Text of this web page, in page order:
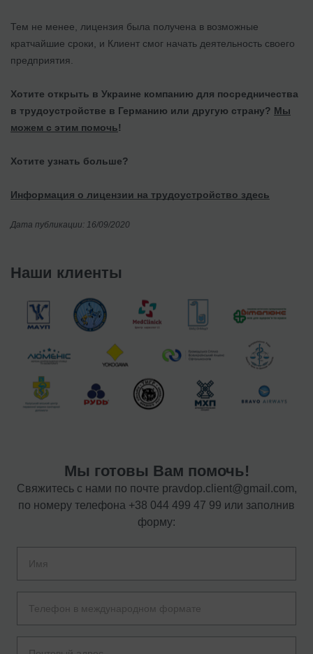
Тем не менее, лицензия была получена в возможные
кратчайшие сроки, и Клиент смог начать деятельность своего
предприятия.
Хотите открыть в Украине компанию для посредничества
в трудоустройстве в Германию или другую страну? Мы
можем с этим помочь!
Хотите узнать больше?
Информация о лицензии на трудоустройство здесь
Дата публикации: 16/09/2020
Наши клиенты
Мы готовы Вам помочь!
Свяжитесь с нами по почте pravdop.client@gmail.com,
по номеру телефона +38 044 499 47 99 или заполнив
форму: